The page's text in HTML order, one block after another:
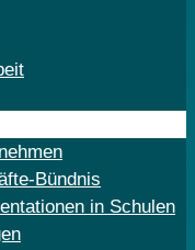
Bündnis
in Schulen